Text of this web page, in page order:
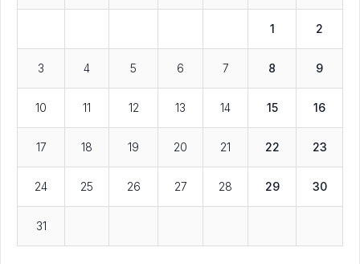
1 2
3 4 5 6 7 8 9
10 11 12 13 14 15 16
17 18 19 20 21 22 23
24 25 26 27 28 29 30
31